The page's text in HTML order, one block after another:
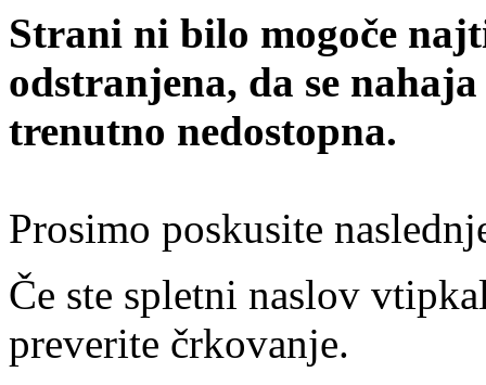
Strani ni bilo mogoče
odstranjena, da se
trenutno nedostopna.
Prosimo poskusite
Če ste spletni naslov
preverite črkovanje.